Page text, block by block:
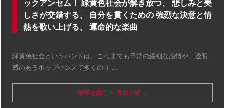
ックアンセム！ 緑黄色社会が解き放つ、 悲しみと美
しさが交錯する、 自分を貫くための 強烈な決意と情
熱を歌い上げる、 運命的な楽曲
緑黄色社会というバンドは、これまでも日常の繊細な感情や、透明
感のあるポップセンスで多くのリ ...
記事を読む 孤独と絶 ...